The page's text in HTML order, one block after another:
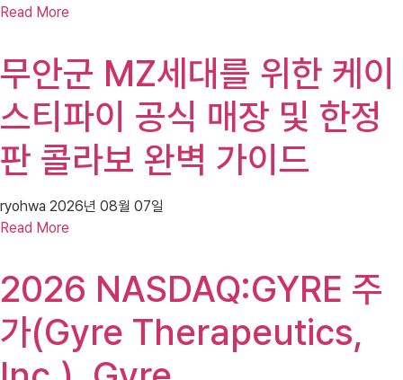
Read More
무안군 MZ세대를 위한 케이
스티파이 공식 매장 및 한정
판 콜라보 완벽 가이드
ryohwa 2026년 08월 07일
Read More
2026 NASDAQ:GYRE 주
가(Gyre Therapeutics,